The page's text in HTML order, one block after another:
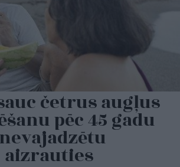
četrus augļus
pēc 45 gadu